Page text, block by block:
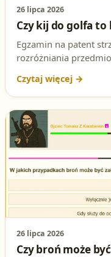
26 lipca 2026
Czy kij do golfa
Egzamin na patent
rozróżniania
do golfa nie jest
26 lipca 2026
Czy broń może